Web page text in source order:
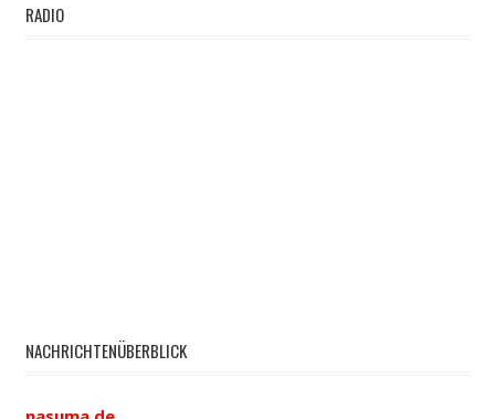
RADIO
NACHRICHTENÜBERBLICK